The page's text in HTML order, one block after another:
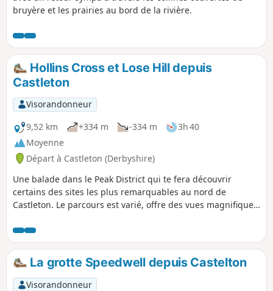
bruyère et les prairies au bord de la rivière.
Hollins Cross et Lose Hill depuis
Castleton
Visorandonneur
9,52 km
+334 m -334 m
3h 40
Moyenne
Départ à Castleton (Derbyshire)
Une balade dans le Peak District qui te fera découvrir
certains des sites les plus remarquables au nord de
Castleton. Le parcours est varié, offre des vues magnifiques
La grotte Speedwell depuis Castelton
Visorandonneur